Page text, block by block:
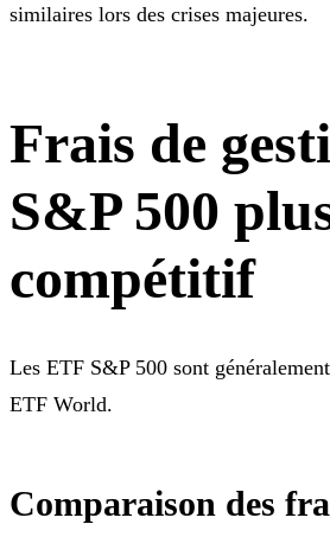
similaires lors des crises majeures.
Frais de
S&P 500
compétitif
Les ETF S&P 500 sont généralement
ETF World.
Comparaison des